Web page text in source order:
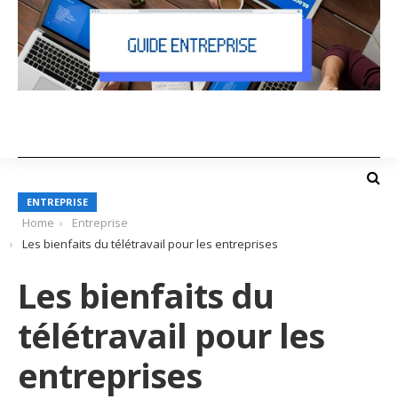
ENTREPRISE
Home
Entreprise
Les bienfaits du télétravail pour les entreprises
Les bienfaits du
télétravail pour les
entreprises